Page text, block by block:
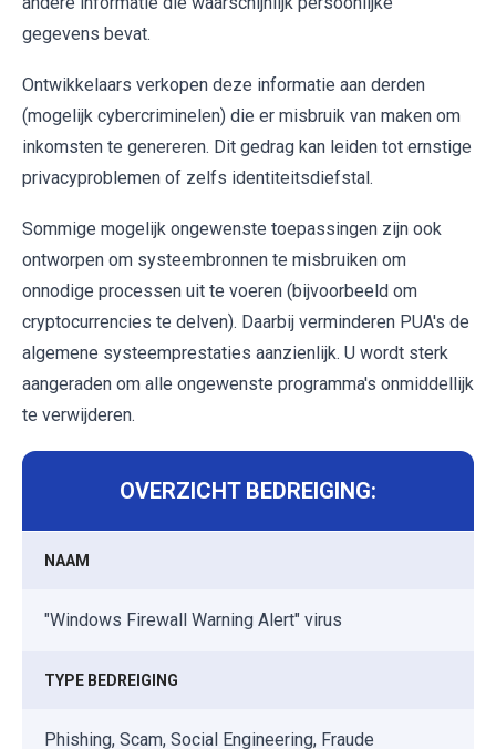
gegevens bevat.
Ontwikkelaars verkopen deze informatie aan derden
(mogelijk cybercriminelen) die er misbruik van maken om
inkomsten te genereren. Dit gedrag kan leiden tot ernstige
privacyproblemen of zelfs identiteitsdiefstal.
Sommige mogelijk ongewenste toepassingen zijn ook
ontworpen om systeembronnen te misbruiken om
onnodige processen uit te voeren (bijvoorbeeld om
cryptocurrencies te delven). Daarbij verminderen PUA's de
algemene systeemprestaties aanzienlijk. U wordt sterk
aangeraden om alle ongewenste programma's onmiddellijk
te verwijderen.
OVERZICHT BEDREIGING:
NAAM
"Windows Firewall Warning Alert" virus
TYPE BEDREIGING
Phishing, Scam, Social Engineering, Fraude